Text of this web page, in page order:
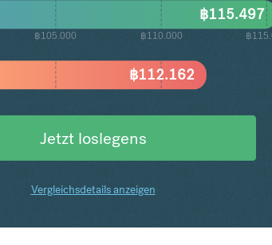
฿105.000 ฿110.000 ฿
฿112.162
฿115.497
Jetzt loslegens
Vergleichsdetails anzeigen